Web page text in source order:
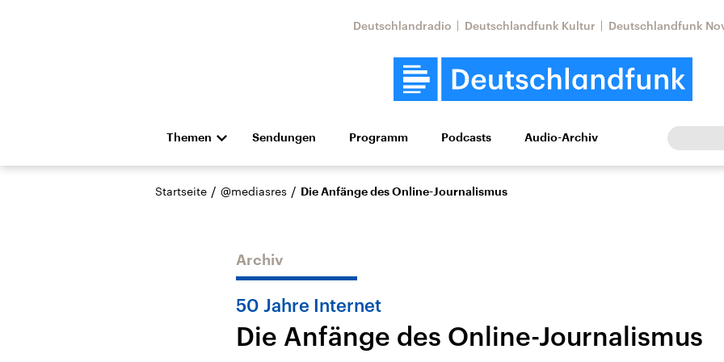
Deutschlandradio Deutschlandfunk Kultur Deutschlandfunk
Themen
Die Nachrichten Politik Wirtschaft Wissen Kultur Europa
Hörspiel und Feature Musik
Nahostkonflikt
Aktuelle Lage und
Iran
Faktenchecks
Sendungen Programm Podcasts Audio-Archiv
Startseite / @mediasres / Die Anfänge des Online-Journalismus
Archiv
50 Jahre Internet
Die Anfänge des Online-Journalismus